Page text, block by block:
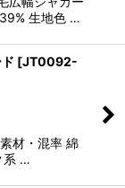
生地色 …
[JT0092-
材・混率 綿
系 …